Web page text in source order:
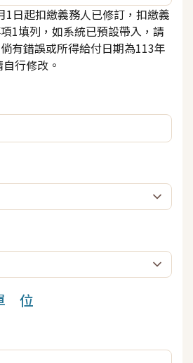
日起扣繳義務人已修訂，扣繳義
1填列，如系統已預設帶入，請
有錯誤或所得給付日期為113年
行修改。
位